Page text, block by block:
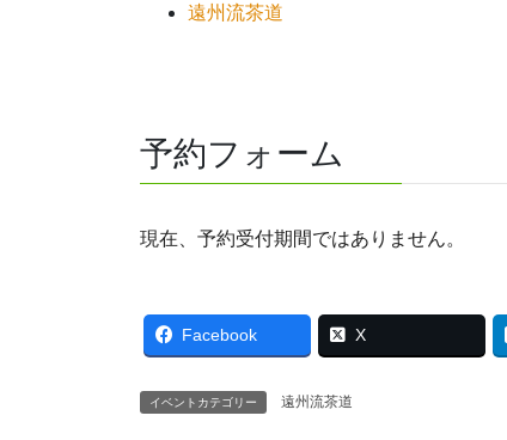
遠州流茶道
予約フォーム
現在、予約受付期間ではありません。
Facebook X
イベントカテゴリー 遠州流茶道